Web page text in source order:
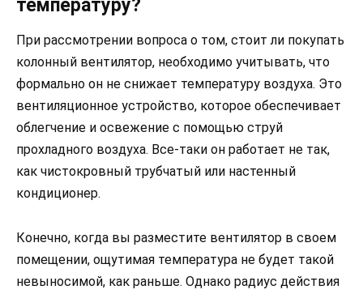
температуру?
При рассмотрении вопроса о том, стоит ли покупать
колонный вентилятор, необходимо учитывать, что
формально он не снижает температуру воздуха. Это
вентиляционное устройство, которое обеспечивает
облегчение и освежение с помощью струй
прохладного воздуха. Все-таки он работает не так,
как чистокровный трубчатый или настенный
кондиционер.
Конечно, когда вы разместите вентилятор в своем
помещении, ощутимая температура не будет такой
невыносимой, как раньше. Однако радиус действия